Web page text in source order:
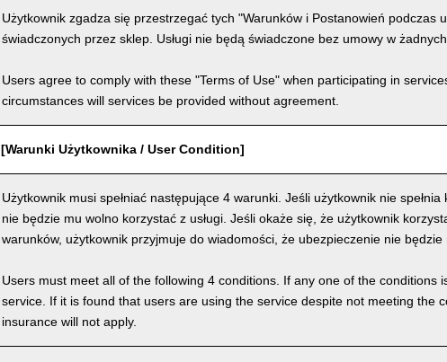
Użytkownik zgadza się przestrzegać tych "Warunków i Postanowień podczas
świadczonych przez sklep. Usługi nie będą świadczone bez umowy w
Users agree to comply with these "Terms of Use" when participating in
circumstances will services be provided without agreement.
[Warunki Użytkownika / User Condition]
Użytkownik musi spełniać następujące 4 warunki. Jeśli użytkownik nie
nie będzie mu wolno korzystać z usługi. Jeśli okaże się, że użytkownik
warunków, użytkownik przyjmuje do wiadomości, że ubezpieczenie nie będzie
Users must meet all of the following 4 conditions. If any one of the conditions
service. If it is found that users are using the service despite not meeting the
insurance will not apply.